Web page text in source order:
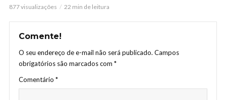
877 visualizações 22 min de leitura
Comente!
O seu endereço de e-mail não será publicado. Campos
obrigatórios são marcados com *
Comentário *